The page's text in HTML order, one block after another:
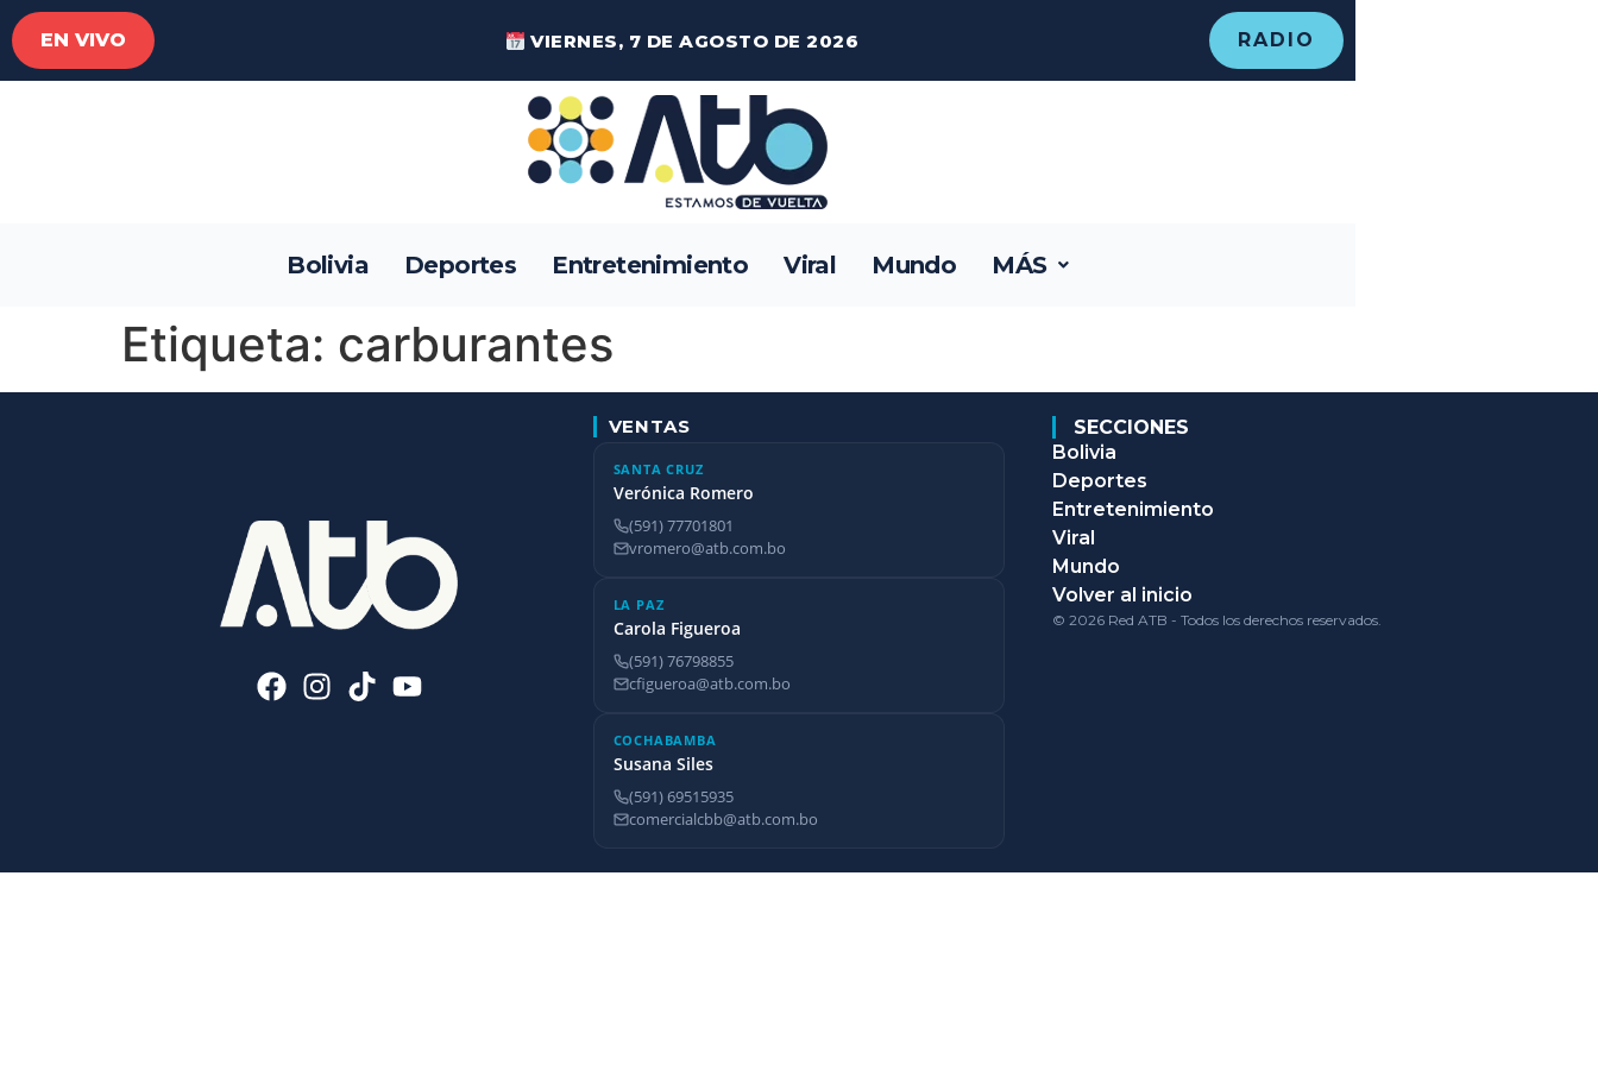
EN VIVO VIERNES, 7 DE AGOSTO DE 2026 RADIO
Bolivia Deportes Entretenimiento Viral Mundo MÁS
Etiqueta: carburantes
VENTAS
SANTA CRUZ
Verónica Romero
(591) 77701801
vromero@atb.com.bo
LA PAZ
Carola Figueroa
(591) 76798855
cfigueroa@atb.com.bo
COCHABAMBA
Susana Siles
(591) 69515935
comercialcbb@atb.com.bo
SECCIONES
Bolivia
Deportes
Entretenimiento
Viral
Mundo
Volver al inicio
© 2026 Red ATB - Todos los derechos reservados.